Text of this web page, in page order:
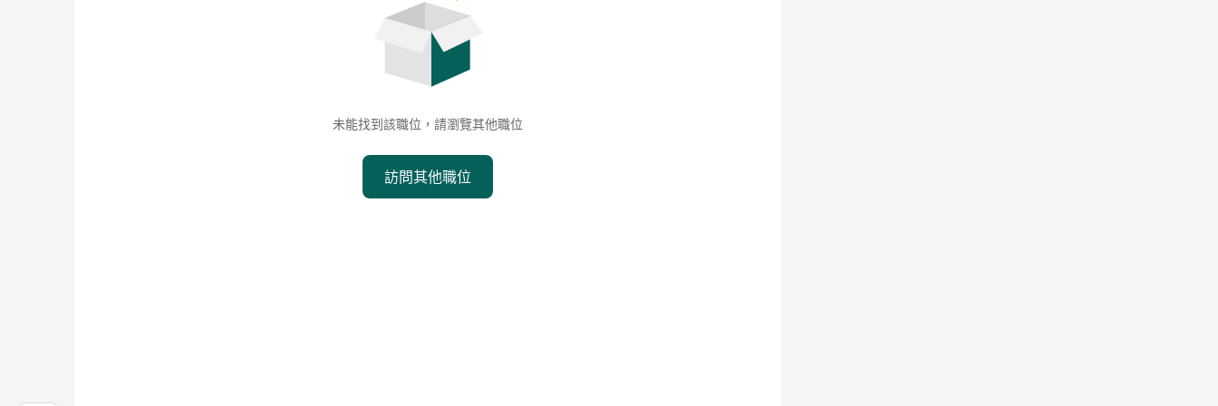
未能找到該職位，請瀏覽其他職位
訪問其他職位